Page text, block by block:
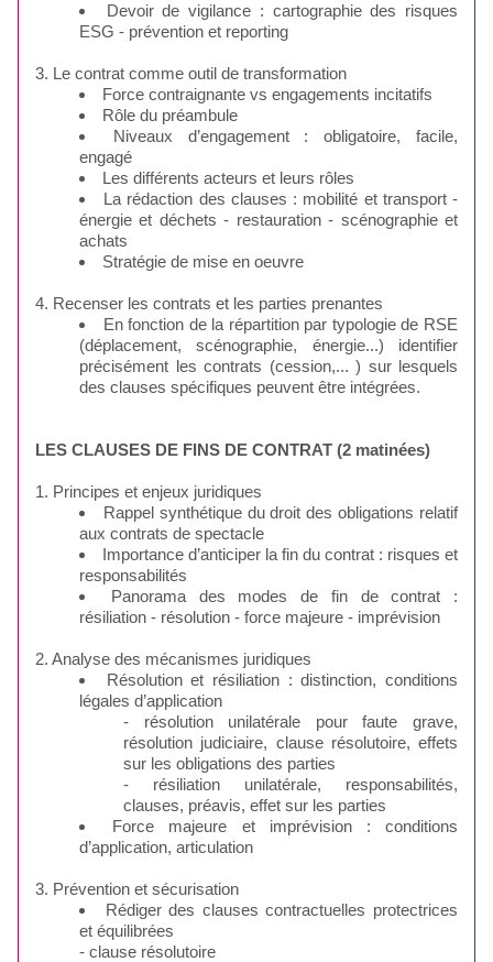
Devoir de vigilance : cartographie des risques
ESG - prévention et reporting
3. Le contrat comme outil de transformation
Force contraignante vs engagements incitatifs
Rôle du préambule
Niveaux d’engagement : obligatoire, facile,
engagé
Les différents acteurs et leurs rôles
La rédaction des clauses : mobilité et transport -
énergie et déchets - restauration - scénographie et
achats
Stratégie de mise en oeuvre
4. Recenser les contrats et les parties prenantes
En fonction de la répartition par typologie de RSE
(déplacement, scénographie, énergie...) identifier
précisément les contrats (cession,... ) sur lesquels
des clauses spécifiques peuvent être intégrées.
LES CLAUSES DE FINS DE CONTRAT (2 matinées)
1. Principes et enjeux juridiques
Rappel synthétique du droit des obligations relatif
aux contrats de spectacle
Importance d’anticiper la fin du contrat : risques et
responsabilités
Panorama des modes de fin de contrat :
résiliation - résolution - force majeure - imprévision
2. Analyse des mécanismes juridiques
Résolution et résiliation : distinction, conditions
légales d’application
- résolution unilatérale pour faute grave,
résolution judiciaire, clause résolutoire, effets
sur les obligations des parties
- résiliation unilatérale, responsabilités,
clauses, préavis, effet sur les parties
Force majeure et imprévision : conditions
d’application, articulation
3. Prévention et sécurisation
Rédiger des clauses contractuelles protectrices
et équilibrées
- clause résolutoire